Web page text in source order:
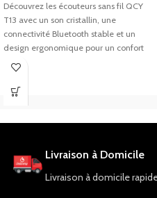
Découvrez les écouteurs sans fil QCY
T13 avec un son cristallin, une
connectivité Bluetooth stable et un
design ergonomique pour un confort
optimal. Achetez maintenant !
Livraison à Domicile
Livraison à domicile